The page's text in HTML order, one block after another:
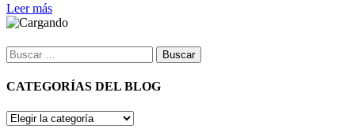
Leer más
Buscar:
CATEGORÍAS DEL BLOG
CATEGORÍAS